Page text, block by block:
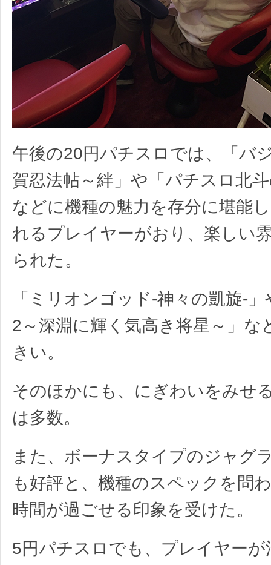
午後の20円パチスロでは、「バ
賀忍法帖～絆」や「パチスロ北
などに機種の魅力を存分に堪能
れるプレイヤーがおり、楽しい
られた。
「ミリオンゴッド-神々の凱旋-
2～深淵に輝く気高き将星～」な
きい。
そのほかにも、にぎわいをみせ
は多数。
また、ボーナスタイプのジャグ
も好評と、機種のスペックを問
時間が過ごせる印象を受けた。
5円パチスロでも、プレイヤー